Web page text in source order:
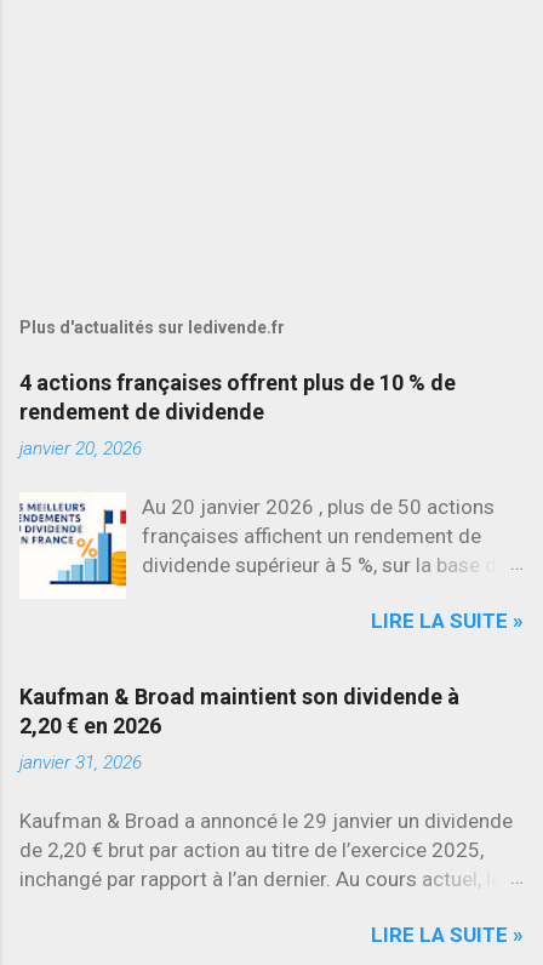
Plus d'actualités sur ledivende.fr
4 actions françaises offrent plus de 10 % de
rendement de dividende
janvier 20, 2026
Au 20 janvier 2026 , plus de 50 actions
françaises affichent un rendement de
dividende supérieur à 5 %, sur la base des
évolutions les plus marquantes concerne
Stellantis et Renault reculent déjà à deux
chiffres.
LIRE LA SUITE »
Kaufman & Broad maintient son dividende à
2,20 € en 2026
janvier 31, 2026
Kaufman & Broad a annoncé le 29 janvier un dividende
de 2,20 € brut par action au titre de l’exercice 2025,
inchangé par rapport à l’an dernier. Au cours actuel, le
LIRE LA SUITE »